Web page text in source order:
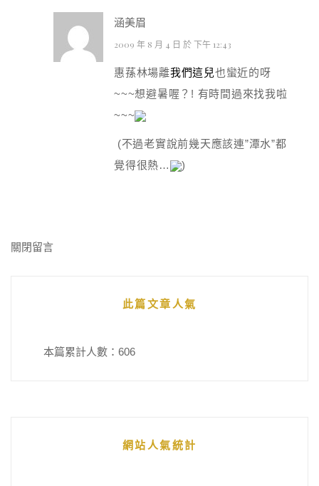
涵美眉
2009 年 8 月 4 日 於 下午 12:43
惠蓀林場離我們這兒也蠻近的呀
~~~想避暑喔？! 有時間過來找我啦
~~~
(不過老實說前幾天應該連”潭水”都
覺得很熱…
)
關閉留言
此篇文章人氣
本篇累計人數： 606
網站人氣統計